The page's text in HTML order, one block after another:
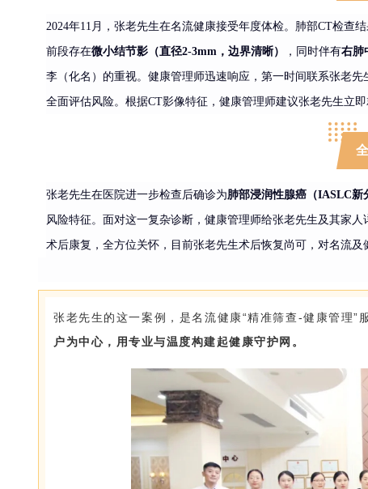
2024年11月，张老先生在名流健康接受年度体检。肺部CT检查结
前段存在微小结节影（直径2-3mm，边界清晰） ，同时伴有右肺
李（化名）的重视。健康管理师迅速响应，第一时间联系张老
全面评估风险。根据CT影像特征，健康管理师建议张老先生立即
张老先生在医院进一步检查后确诊为肺部浸润性腺癌 （IASLC新
风险特征。面对这一复杂诊断，健康管理师给张老先生及其家
术后康复，全方位关怀，目前张老先生术后恢复尚可，对名流及
张老先生的这一案例，是名流健康“精准筛查-健康管理”
户为中心，用专业与温度构建起健康守护网。